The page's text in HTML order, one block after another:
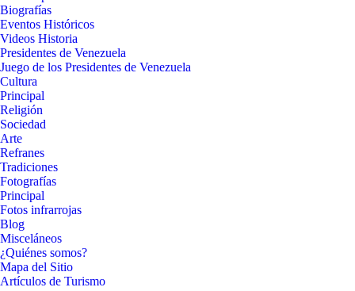
Biografías
Eventos Históricos
Videos Historia
Presidentes de Venezuela
Juego de los Presidentes de Venezuela
Cultura
Principal
Religión
Sociedad
Arte
Refranes
Tradiciones
Fotografías
Principal
Fotos infrarrojas
Blog
Misceláneos
¿Quiénes somos?
Mapa del Sitio
Artículos de Turismo